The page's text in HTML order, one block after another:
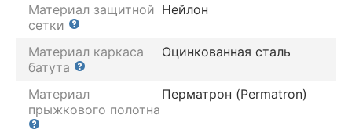
Материал защитной
сетки
Нейлон
Материал каркаса
батута
Оцинкованная сталь
Материал
прыжкового полотна
Перматрон (Permatron)